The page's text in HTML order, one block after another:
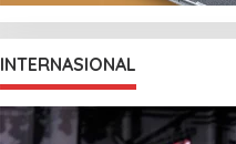
INTERNASIONAL